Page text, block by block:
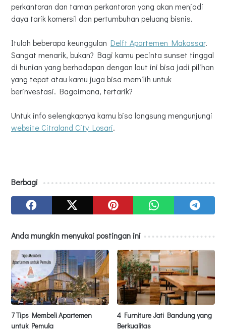
perkantoran dan taman perkantoran yang akan menjadi
daya tarik komersil dan pertumbuhan peluang bisnis.
Itulah beberapa keunggulan Delft Apartemen Makassar.
Sangat menarik, bukan? Bagi kamu pecinta sunset tinggal
di hunian yang berhadapan dengan laut ini bisa jadi pilihan
yang tepat atau kamu juga bisa memilih untuk
berinvestasi. Bagaimana, tertarik?
Untuk info selengkapnya kamu bisa langsung mengunjungi
website Citraland City Losari.
Berbagi
Anda mungkin menyukai postingan ini
7 Tips Membeli Apartemen
untuk Pemula
4 Furniture Jati Bandung yang
Berkualitas